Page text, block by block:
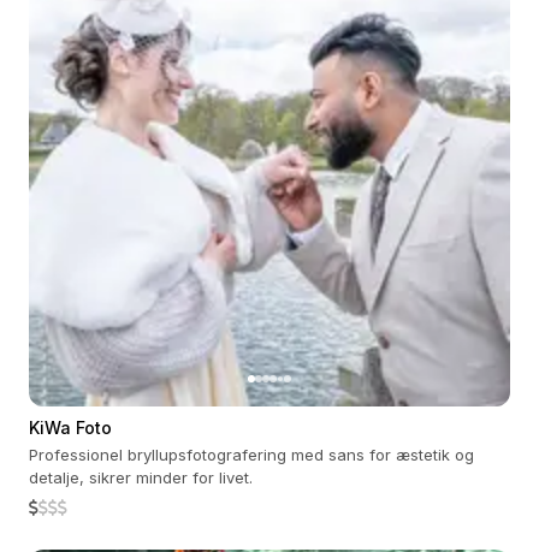
KiWa Foto
Professionel bryllupsfotografering med sans for æstetik og
detalje, sikrer minder for livet.